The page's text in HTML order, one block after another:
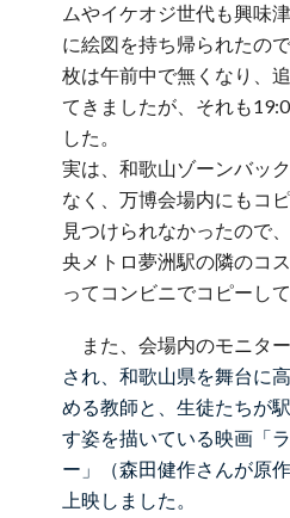
ムやイケオジ世代も興味
に絵図を持ち帰られたの
枚は午前中で無くなり、
てきましたが、それも
した。
実は、和歌山ゾーンバッ
なく、万博会場内にもコ
見つけられなかったので
央メトロ夢洲駅の隣のコ
ってコンビニでコピーし
また、会場内のモニター
され、和歌山県を舞台に
める教師と、生徒たちが
す姿を描いている映画「
ー」（森田健作さんが原
上映しました。